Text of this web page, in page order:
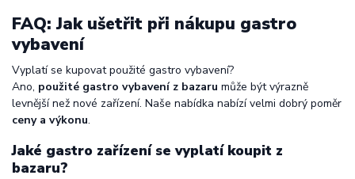
FAQ: Jak ušetřit při nákupu gastro
vybavení
Vyplatí se kupovat použité gastro vybavení?
Ano, použité gastro vybavení z bazaru může být výrazně
levnější než nové zařízení. Naše nabídka nabízí velmi dobrý poměr
ceny a výkonu.
Jaké gastro zařízení se vyplatí koupit z
bazaru?